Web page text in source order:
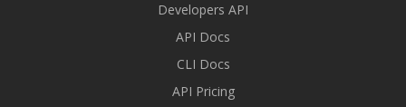
Developers API
API Docs
CLI Docs
API Pricing